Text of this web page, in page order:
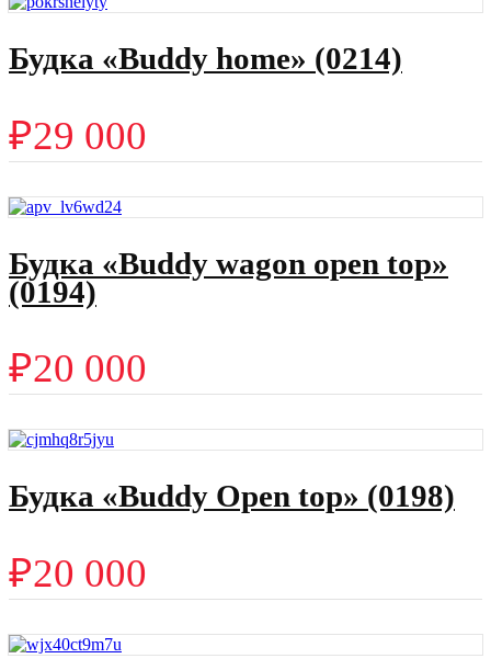
Будка «Buddy home» (0214)
₽29 000
Будка «Buddy wagon open top»
(0194)
₽20 000
Будка «Buddy Open top» (0198)
₽20 000